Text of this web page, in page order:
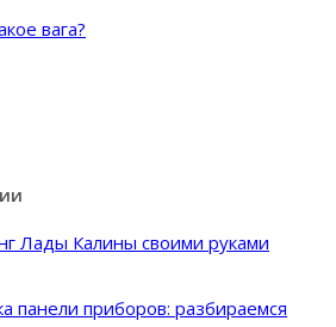
вага?
Лады Калины своими руками
панели приборов: разбираемся